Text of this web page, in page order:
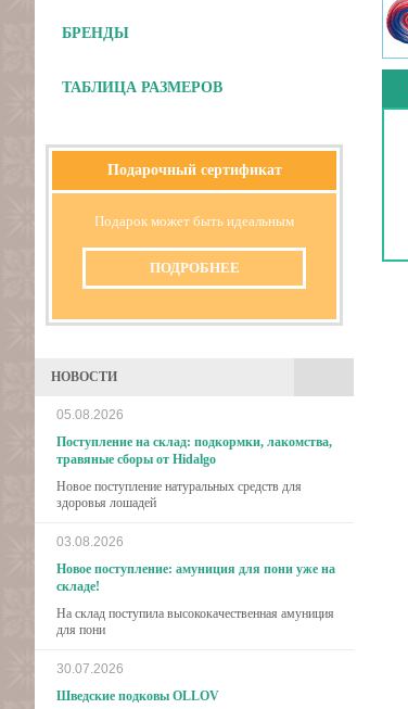
БРЕНДЫ
ТАБЛИЦА РАЗМЕРОВ
Подарочный сертификат
Подарок может быть идеальным
ПОДРОБНЕЕ
НОВОСТИ
05.08.2026
Поступление на склад: подкормки, лакомства,
травяные сборы от Hidalgo
Новое поступление натуральных средств для
здоровья лошадей
03.08.2026
Новое поступление: амуниция для пони уже на
складе!
На склад поступила высококачественная амуниция
для пони
30.07.2026
Шведские подковы OLLOV